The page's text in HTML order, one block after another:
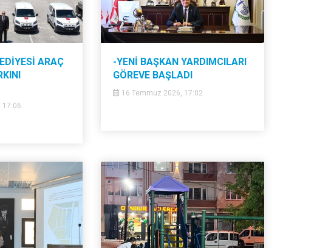
ARAÇ
17:06
-YENİ BAŞKAN YARDIMCILARI
GÖREVE BAŞLADI
16 Temmuz 2026, 17:02